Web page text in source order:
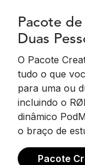
Pacote
Duas
O Pacote
tudo o que
para uma ou
incluindo o
dinâmico
o braço de
Pacote